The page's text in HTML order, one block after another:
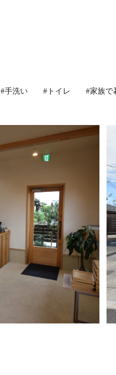
#手洗い #トイレ #家族で